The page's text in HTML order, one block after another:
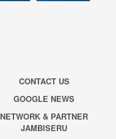
CONTACT US
GOOGLE NEWS
NETWORK & PARTNER
JAMBISERU